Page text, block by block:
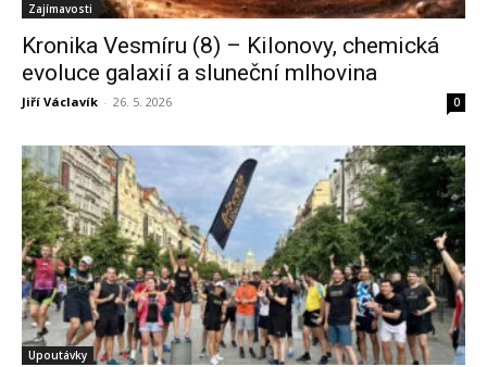
Zajímavosti
Kronika Vesmíru (8) – Kilonovy, chemická
evoluce galaxií a sluneční mlhovina
Jiří Václavík - 26. 5. 2026 0
Upoutávky